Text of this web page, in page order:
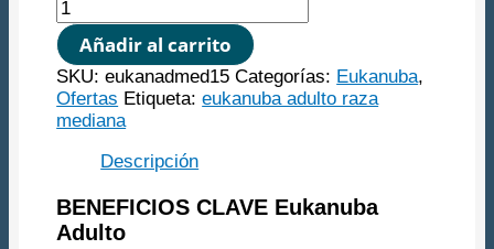
Adulto
Raza
Mediana
15
+3
Kg
cantidad
Añadir al carrito
SKU:eukanadmed15 Categorías: Eukanuba,
Ofertas Etiqueta:eukanuba adulto raza
mediana
Descripción
BENEFICIOS CLAVE Eukanuba
Adulto